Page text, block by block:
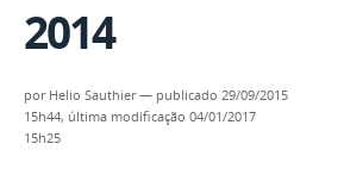
2014
por Helio Sauthier— publicado 29/09/2015
15h44, última modificação 04/01/2017
15h25